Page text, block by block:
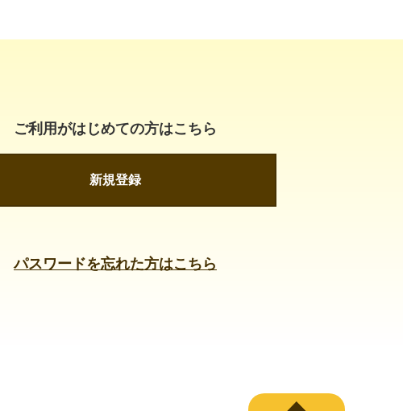
ご利用がはじめての方はこちら
新規登録
パスワードを忘れた方はこちら